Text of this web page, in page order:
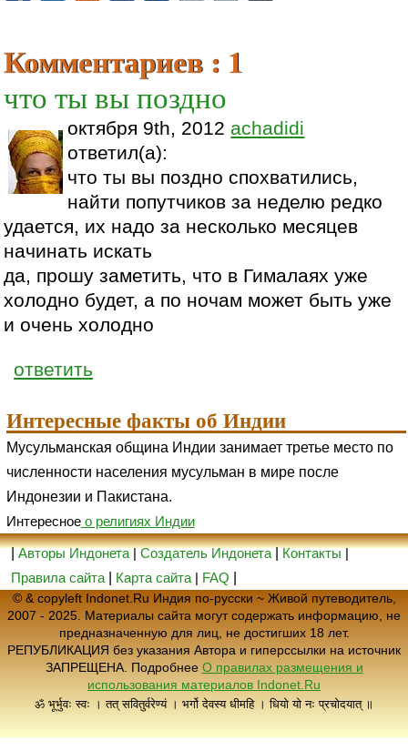
Комментариев : 1
что ты вы поздно
октября 9th, 2012 achadidi
ответил(а):
что ты вы поздно спохватились,
найти попутчиков за неделю редко
удается, их надо за несколько месяцев
начинать искать
да, прошу заметить, что в Гималаях уже
холодно будет, а по ночам может быть уже
и очень холодно
ответить
Интересные факты об Индии
Мусульманская община Индии занимает третье место по
численности населения мусульман в мире после
Индонезии и Пакистана.
Интересноео религиях Индии
|Авторы Индонета|Создатель Индонета|Контакты|
Правила сайта
Карта сайта | FAQ
© & copyleft Indonet.Ru Индия по-русски ~ Живой путеводитель,
2007 - 2025. Материалы сайта могут содержать информацию, не
предназначенную для лиц, не достигших 18 лет.
РЕПУБЛИКАЦИЯ без указания Автора и гиперссылки на источник
ЗАПРЕЩЕНА. Подробнее О правилах размещения и
использования материалов Indonet.Ru
ॐ भूर्भुवः स्वः । तत् सवितुर्वरेण्यं । भर्गो देवस्य धीमहि । धियो यो नः प्रचोदयात् ॥